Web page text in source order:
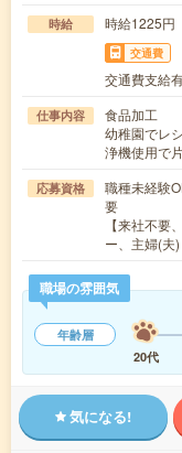
時給 時給1225円
交通費
交通費支給
仕事内容
食品加工
幼稚園でレ
浄機使用で
応募資格
職種未経験
要
【来社不要
ー、主婦(
職場の雰囲気
年齢層
20代
気になる!